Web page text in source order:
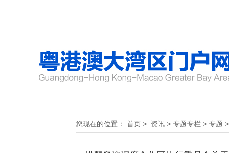
您现在的位置： 首页 > 资讯 > 专题专栏 > 专题 >